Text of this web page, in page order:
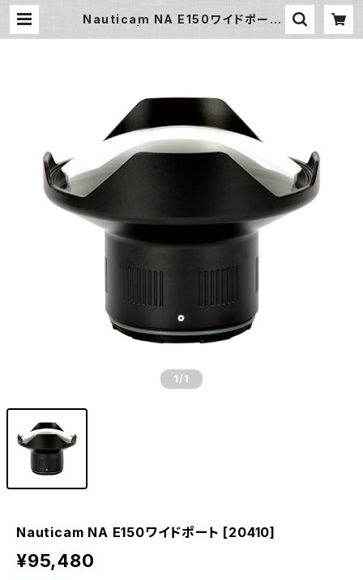
Nauticam NA E150ワイドポート
1 /1
Nauticam NA E150ワイドポート [20410]
¥95,480